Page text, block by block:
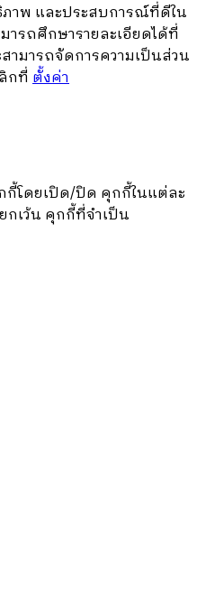
าพ และประสบการณ์ที่ดีใน
รถศึกษารายละเอียดได้ที่
ามารถจัดการความเป็นส่วน
กที่ ตั้งค่า
โดยเปิด/ปิด คุกกี้ในแต่ละ
กเว้น คุกกี้ที่จำเป็น